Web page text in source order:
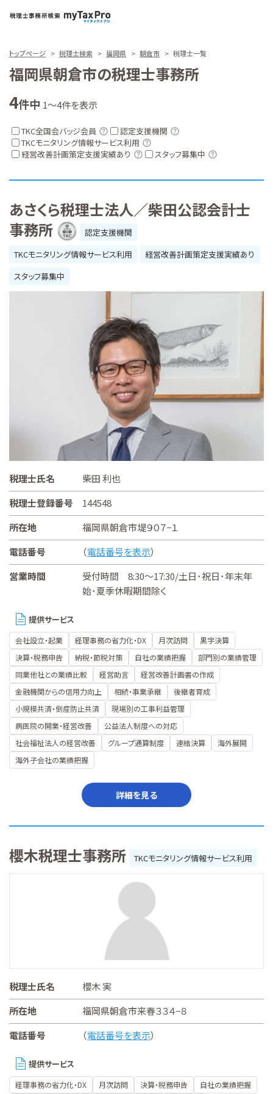
トップページ 税理士検索 福岡県 朝倉市 税理士一覧
福岡県朝倉市の税理士事務所
4件中 1～4件を表示
TKC全国会バッジ会員
認定支援機関
TKCモニタリング情報サービス利用
経営改善計画策定支援実績あり
スタッフ募集中
あさくら税理士法人／柴田公認会計士
事務所
認定支援機関
TKCモニタリング情報サービス利用
経営改善計画策定支援実績あり
スタッフ募集中
税理士氏名
柴田 利也
税理士登録番号
144548
所在地
福岡県朝倉市堤９０７−１
電話番号
（電話番号を表示）
営業時間
受付時間 8:30～17:30/土日･祝日･年末年
始･夏季休暇期間除く
提供サービス
会社設立・起業 経理事務の省力化・DX 月次訪問
黒字決算
決算・税務申告
納税・節税対策 自社の業績把握
部門別の業績管理
同業他社との業績比較
経営助言
経営改善計画書の作成
金融機関からの信用力向上
相続・事業承継
後継者育成
小規模共済・倒産防止共済
現場別の工事利益管理
病医院の開業・経営改善
公益法人制度への対応
社会福祉法人の経営改善
グループ通算制度 連結決算
海外展開
海外子会社の業績把握
詳細を見る
櫻木税理士事務所 TKCモニタリング情報サービス利用
税理士氏名
櫻木 実
所在地
福岡県朝倉市来春３３４−８
電話番号
（電話番号を表示）
提供サービス
経理事務の省力化・DX 月次訪問 決算・税務申告 自社の業績把握